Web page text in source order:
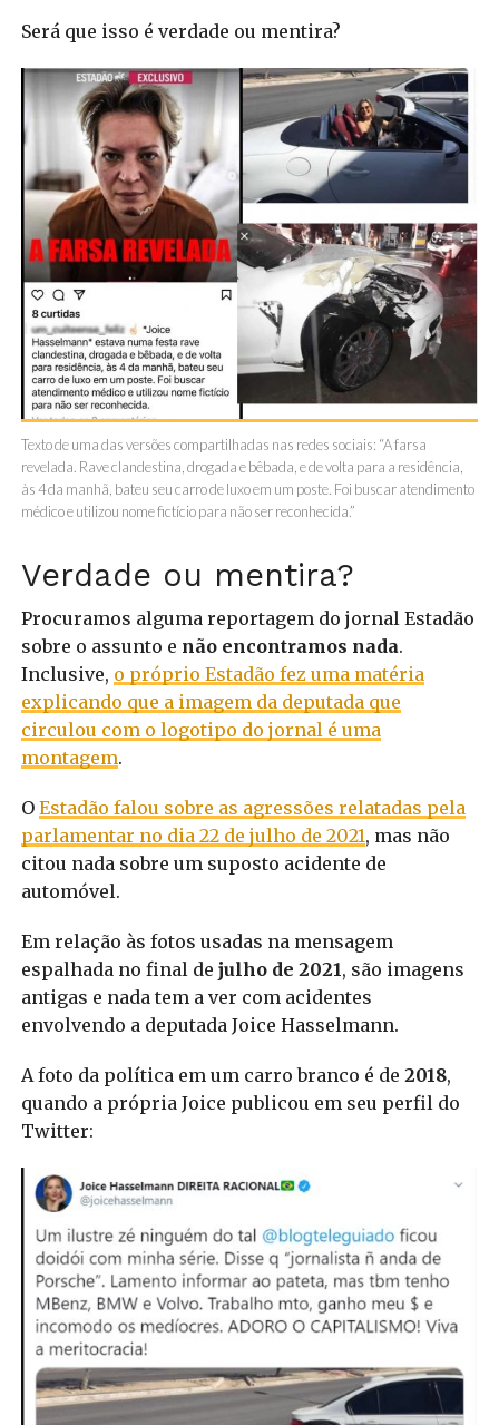
Será que isso é verdade ou mentira?
Texto de uma das versões compartilhadas nas redes sociais: “A farsa
revelada. Rave clandestina, drogada e bêbada, e de volta para a residência,
às 4 da manhã, bateu seu carro de luxo em um poste. Foi buscar atendimento
médico e utilizou nome fictício para não ser reconhecida.”
Verdade ou mentira?
Procuramos alguma reportagem do jornal Estadão
sobre o assunto e não encontramos nada.
Inclusive, o próprio Estadão fez uma matéria
explicando que a imagem da deputada que
circulou com o logotipo do jornal é uma
montagem.
O Estadão falou sobre as agressões relatadas pela
parlamentar no dia 22 de julho de 2021, mas não
citou nada sobre um suposto acidente de
automóvel.
Em relação às fotos usadas na mensagem
espalhada no final de julho de 2021, são imagens
antigas e nada tem a ver com acidentes
envolvendo a deputada Joice Hasselmann.
A foto da política em um carro branco é de 2018,
quando a própria Joice publicou em seu perfil do
Twitter: